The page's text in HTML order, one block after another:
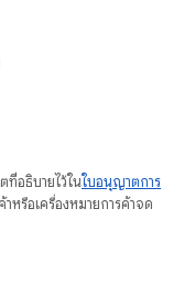
ที่อธิบายไว้ในใบอนุญาตการ
หรือเครื่องหมายการค้าจด